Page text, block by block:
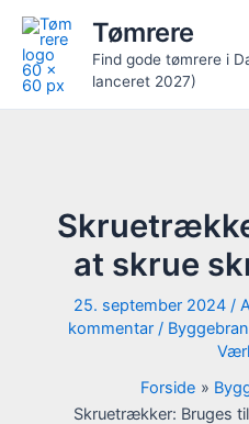
indholdet
Tømrere
Find gode tømrere i
lanceret 2027)
at skrue
25. september 2024 /
kommentar /
Forside
Skruetrækker: Bruges